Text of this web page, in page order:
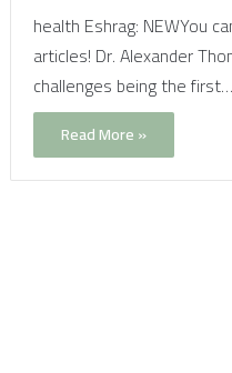
health Eshrag: NEWYou
articles! Dr. Alexander
challenges being the first…
Read More »